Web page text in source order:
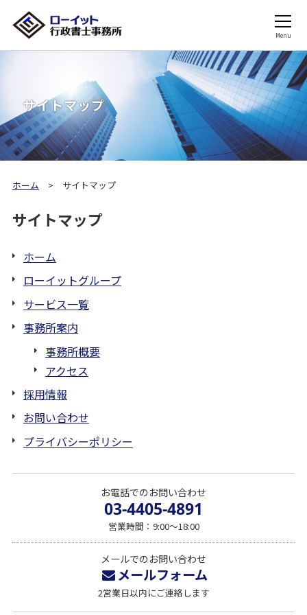
Menu
サイトマップ
ホーム サイトマップ
サイトマップ
ホーム
ローイットグループ
サービス一覧
事務所案内
事務所概要
アクセス
採用情報
お問い合わせ
プライバシーポリシー
お電話でのお問い合わせ
03-4405-4891
営業時間：9:00～18:00
メールでのお問い合わせ
メールフォーム
2営業日以内にご連絡します